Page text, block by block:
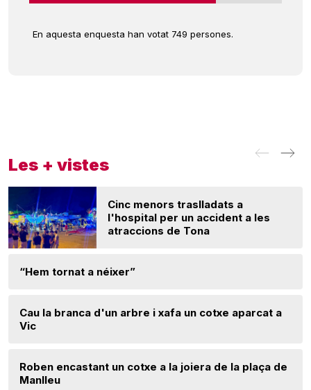
En aquesta enquesta han votat 749 persones.
Les + vistes
Cinc menors traslladats a
l'hospital per un accident a les
atraccions de Tona
“Hem tornat a néixer”
Cau la branca d'un arbre i xafa un cotxe aparcat a
Vic
Roben encastant un cotxe a la joiera de la plaça de
Manlleu